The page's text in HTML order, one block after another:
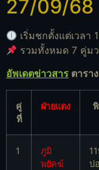
27/09/68
เริ่มชกตั้งแต่เวลา
รวมทั้งหมด 7 คู่ม
อัพเดตข่าวสาร ตารา
คู่
ที่
ฝ่ายแดง
1
ภูมิ
พยัคฆ์
ป